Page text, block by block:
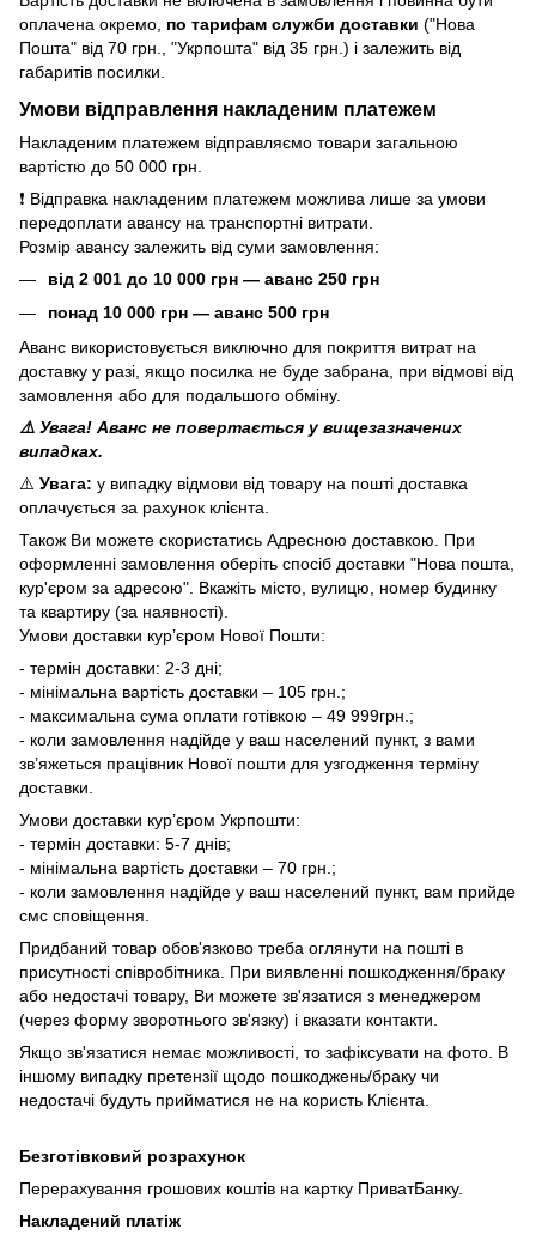
оплачена окремо, по тарифам служби доставки ("Нова
Пошта" від 70 грн., "Укрпошта" від 35 грн.) і залежить від
габаритів посилки.
Умови відправлення накладеним платежем
Накладеним платежем відправляємо товари загальною
вартістю до 50 000 грн.
❗ Відправка накладеним платежем можлива лише за умови
передоплати авансу на транспортні витрати.
Розмір авансу залежить від суми замовлення:
від 2 001 до 10 000 грн — аванс 250 грн
понад 10 000 грн — аванс 500 грн
Аванс використовується виключно для покриття витрат на
доставку у разі, якщо посилка не буде забрана, при відмові від
замовлення або для подальшого обміну.
⚠️ Увага! Аванс не повертається у вищезазначених
випадках.
⚠️ Увага: у випадку відмови від товару на пошті доставка
оплачується за рахунок клієнта.
Також Ви можете скористатись Адресною доставкою. При
оформленні замовлення оберіть спосіб доставки "Нова пошта,
кур'єром за адресою". Вкажіть місто, вулицю, номер будинку
та квартиру (за наявності).
Умови доставки кур’єром Нової Пошти:
- термін доставки: 2-3 дні;
- мінімальна вартість доставки – 105 грн.;
- максимальна сума оплати готівкою – 49 999грн.;
- коли замовлення надійде у ваш населений пункт, з вами
зв’яжеться працівник Нової пошти для узгодження терміну
доставки.
Умови доставки кур’єром Укрпошти:
- термін доставки: 5-7 днів;
- мінімальна вартість доставки – 70 грн.;
- коли замовлення надійде у ваш населений пункт, вам прийде
смс сповіщення.
Придбаний товар обов'язково треба оглянути на пошті в
присутності співробітника. При виявленні пошкодження/браку
або недостачі товару, Ви можете зв'язатися з менеджером
(через форму зворотнього зв'язку) і вказати контакти.
Якщо зв'язатися немає можливості, то зафіксувати на фото. В
іншому випадку претензії щодо пошкоджень/браку чи
недостачі будуть прийматися не на користь Клієнта.
Безготівковий розрахунок
Перерахування грошових коштів на картку ПриватБанку.
Накладений платіж